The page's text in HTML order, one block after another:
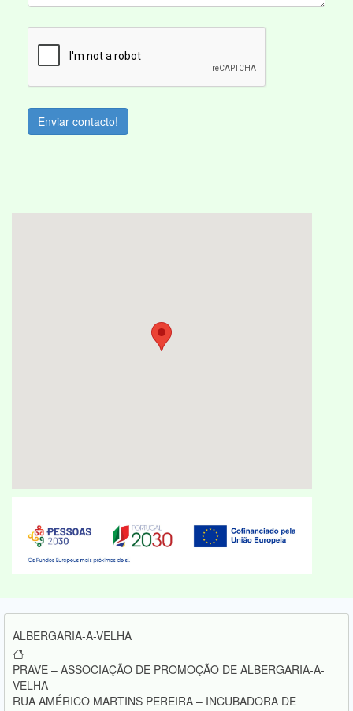
Enviar contacto!
ALBERGARIA-A-VELHA
PRAVE – ASSOCIAÇÃO DE PROMOÇÃO DE ALBERGARIA-A-
VELHA
RUA AMÉRICO MARTINS PEREIRA – INCUBADORA DE